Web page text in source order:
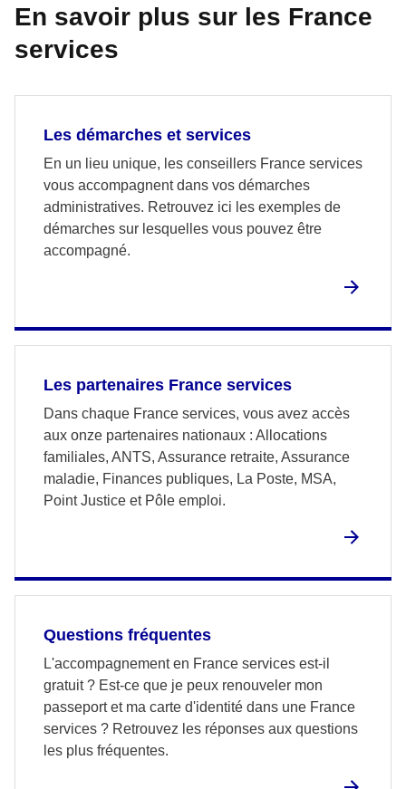
En savoir plus sur les France
services
Les démarches et services
En un lieu unique, les conseillers France services
vous accompagnent dans vos démarches
administratives. Retrouvez ici les exemples de
démarches sur lesquelles vous pouvez être
accompagné.
Les partenaires France services
Dans chaque France services, vous avez accès
aux onze partenaires nationaux : Allocations
familiales, ANTS, Assurance retraite, Assurance
maladie, Finances publiques, La Poste, MSA,
Point Justice et Pôle emploi.
Questions fréquentes
L'accompagnement en France services est-il
gratuit ? Est-ce que je peux renouveler mon
passeport et ma carte d'identité dans une France
services ? Retrouvez les réponses aux questions
les plus fréquentes.